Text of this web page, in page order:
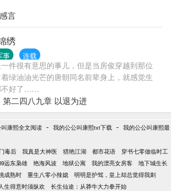
过头，却愕然发现，刘备竟举全国之兵为他
本书写的是个虚伪的刘备，但却是虚伪了一
备！
的遗憾。饮用须知：本书非系统，不脑残。
言
绣
事 连载
件很有意思的事儿，但是当房俊穿越到那位
绿油油光芒的唐朝同名前辈身上，就感觉生
不好了……
第二四八九章 以退为进
康熙全文阅读 - 我的公公叫康熙txt下载 - 我的公公叫康熙最
毒后 我真是大神医 猎艳江湖 都市花语
穿书七零做临时工
远东枭雄 艳海风波 地狱公寓 我的漂亮女房客
地下城生长
成熟时 重生八零小辣媳
明明是护驾，皇上却总觉得我刺
生得意时须纵欢 长生仙途：从莽牛大力拳开始